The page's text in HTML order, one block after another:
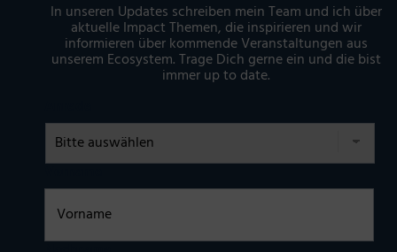
In unseren Updates schreiben mein Team und ich über
aktuelle Impact Themen, die inspirieren und wir
informieren über kommende Veranstaltungen aus
unserem Ecosystem. Trage Dich gerne ein und die bist
immer up to date.